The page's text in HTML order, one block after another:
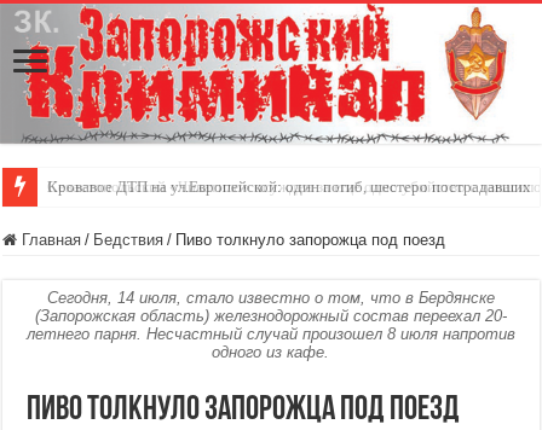
Севастопольский «Чикатило» осужден за ещё одно убийство с
Кровавое ДТП на ул.Европейской: один погиб, шестеро пострадавших
Главная / Бедствия / Пиво толкнуло запорожца под поезд
Сегодня, 14 июля, стало известно о том, что в Бердянске
(Запорожская область) железнодорожный состав переехал 20-
летнего парня. Несчастный случай произошел 8 июля напротив
одного из кафе.
Пиво толкнуло запорожца под поезд